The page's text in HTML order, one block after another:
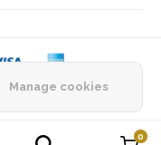
0
byLightspeed- Theme by
0
Manage cookies